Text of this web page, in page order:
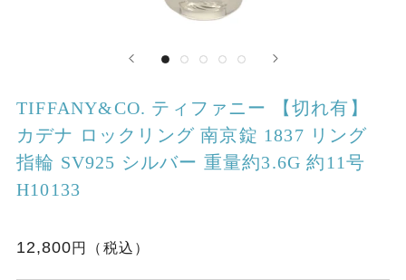
TIFFANY&CO. ティファニー 【切れ有】
カデナ ロックリング 南京錠 1837 リング
指輪 SV925 シルバー 重量約3.6G 約11号
H10133
12,800